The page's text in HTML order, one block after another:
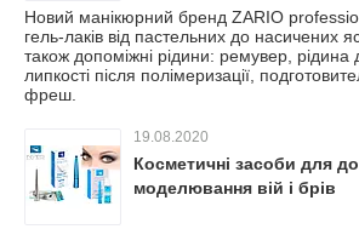
Новий манікюрний бренд ZARIO
гель-лаків від пастельних до насичених
також допоміжні рідини: ремувер,
липкості після полімеризації,
фреш.
19.08.2020
Косметичні засоби для
моделювання вій і брів